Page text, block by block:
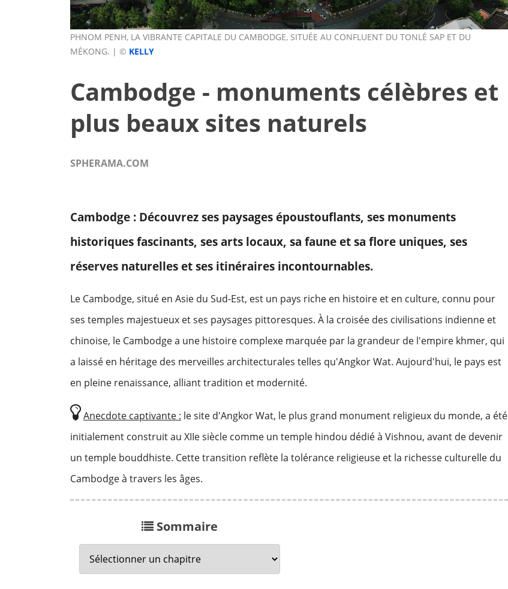
PHNOM PENH, LA VIBRANTE CAPITALE DU CAMBODGE, SITUÉE AU CONFLUENT DU TONLÉ SAP ET DU
MÉKONG. | © KELLY
Cambodge - monuments célèbres et
plus beaux sites naturels
SPHERAMA.COM
Cambodge : Découvrez ses paysages époustouflants, ses monuments
historiques fascinants, ses arts locaux, sa faune et sa flore uniques, ses
réserves naturelles et ses itinéraires incontournables.
Le Cambodge, situé en Asie du Sud-Est, est un pays riche en histoire et en culture, connu pour
ses temples majestueux et ses paysages pittoresques. À la croisée des civilisations indienne et
chinoise, le Cambodge a une histoire complexe marquée par la grandeur de l'empire khmer, qui
a laissé en héritage des merveilles architecturales telles qu'Angkor Wat. Aujourd'hui, le pays est
en pleine renaissance, alliant tradition et modernité.
Anecdote captivante : le site d'Angkor Wat, le plus grand monument religieux du monde, a été
initialement construit au XIIe siècle comme un temple hindou dédié à Vishnou, avant de devenir
un temple bouddhiste. Cette transition reflète la tolérance religieuse et la richesse culturelle du
Cambodge à travers les âges.
Sommaire